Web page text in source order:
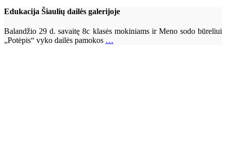
Edukacija Šiaulių dailės galerijoje
Balandžio 29 d. savaitę 8c klasės mokiniams ir Meno sodo būreliui
„Potėpis“ vyko dailės pamokos …